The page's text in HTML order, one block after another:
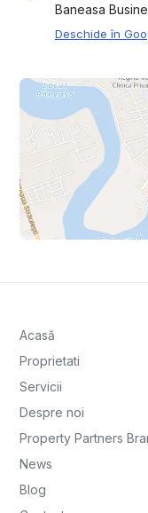
Baneasa
Deschide în
Acasă
Proprietati
Servicii
Despre noi
Property Partners
News
Blog